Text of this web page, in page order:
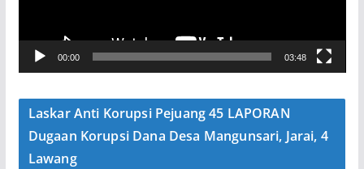
V
e
00:00 03:48
Laskar Anti Korupsi Pejuang 45 LAPORAN
Dugaan Korupsi Dana Desa Mangunsari, Jarai, 4
Lawang